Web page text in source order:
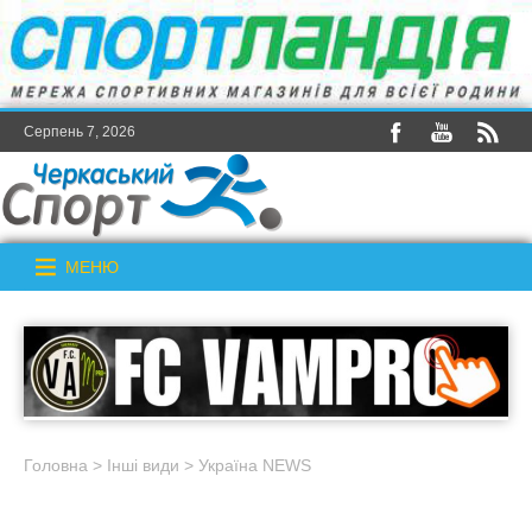
Серпень 7, 2026
МЕНЮ
Головна > Інші види > Україна NEWS